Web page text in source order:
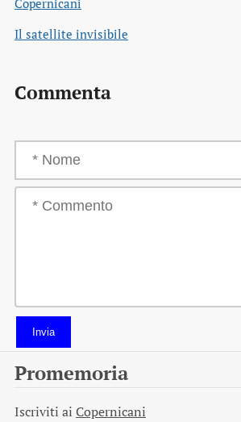
Il satellite invisibile
Commenta
Invia
Promemoria
Iscriviti ai Copernicani